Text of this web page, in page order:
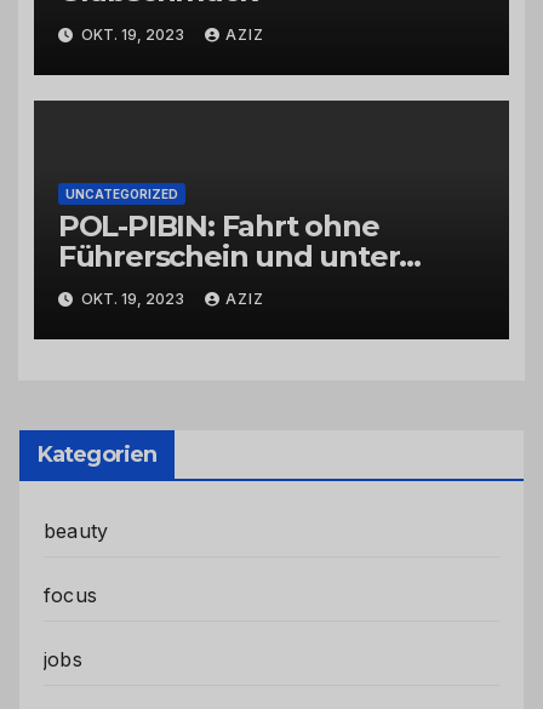
OKT. 19, 2023 AZIZ
UNCATEGORIZED
POL-PIBIN: Fahrt ohne
Führerschein und unter
Einfluss von Drogen
OKT. 19, 2023 AZIZ
Kategorien
beauty
focus
jobs